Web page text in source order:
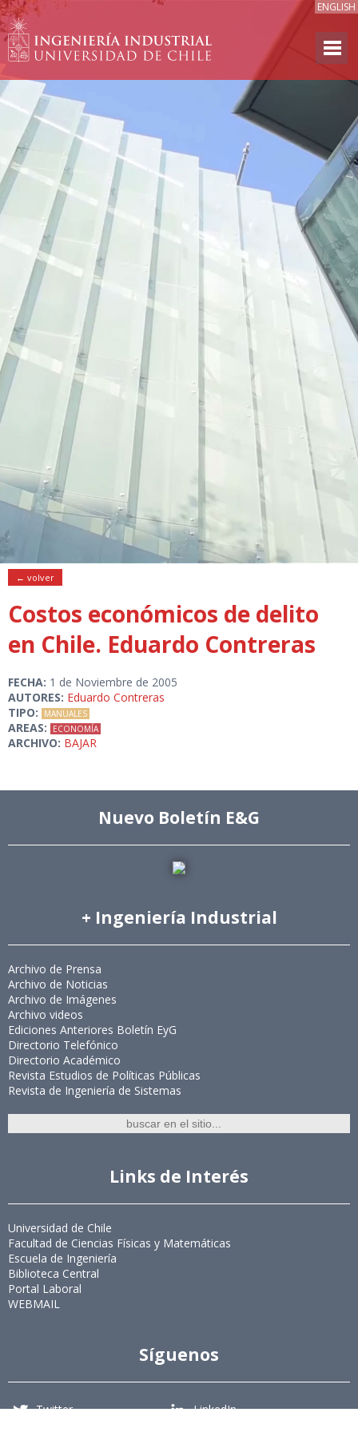
ENGLISH
← volver
Costos económicos de delito
en Chile. Eduardo Contreras
FECHA: 1 de Noviembre de 2005
AUTORES: Eduardo Contreras
TIPO:
MANUALES
AREAS: ECONOMÍA
ARCHIVO: BAJAR
Nuevo Boletín E&G
+ Ingeniería Industrial
Archivo de Prensa
Archivo de Noticias
Archivo de Imágenes
Archivo videos
Ediciones Anteriores Boletín EyG
Directorio Telefónico
Directorio Académico
Revista Estudios de Políticas Públicas
Revista de Ingeniería de Sistemas
Links de Interés
Universidad de Chile
Facultad de Ciencias Físicas y Matemáticas
Escuela de Ingeniería
Biblioteca Central
Portal Laboral
WEBMAIL
Síguenos
Twitter
LinkedIn